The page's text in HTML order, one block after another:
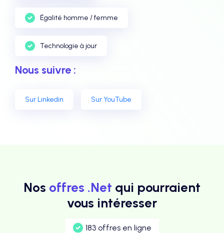
Égalité homme / femme
Technologie à jour
Nous suivre :
Sur Linkedin Sur YouTube
Nos offres .Net qui pourraient
vous intéresser
183 offres en ligne